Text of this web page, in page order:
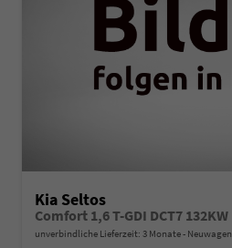
Kia Seltos
Comfort 1,6 T-GDI DCT7 132KW
unverbindliche Lieferzeit: 3 Monate Neuwagen